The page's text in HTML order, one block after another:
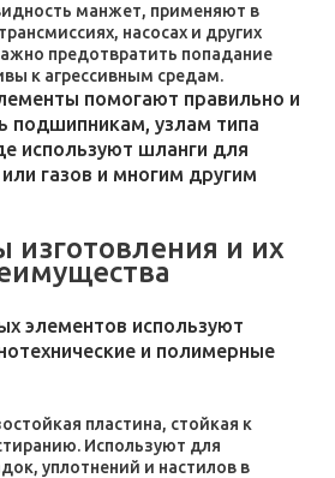
манжет, применяют в
насосах и других
предотвратить попадание
к агрессивным средам.
помогают правильно и
подшипникам, узлам типа
используют шланги для
газов и многим другим
изготовления и их
элементов используют
и полимерные
пластина, стойкая к
Используют для
уплотнений и настилов в